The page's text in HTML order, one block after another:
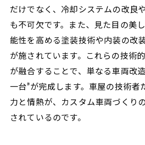
だけでなく、冷却システムの改良
も不可欠です。また、見た目の美
能性を高める塗装技術や内装の改
が施されています。これらの技術
が融合することで、単なる車両改
一台”が完成します。車屋の技術者
力と情熱が、カスタム車両づくり
されているのです。